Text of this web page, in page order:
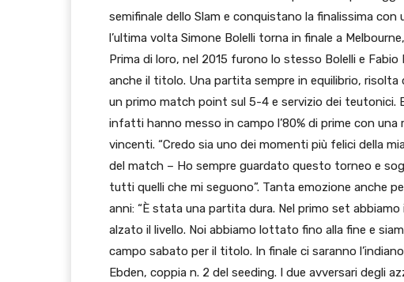
semifinale dello Slam e conquistano la finalissima
l’ultima volta Simone Bolelli torna in finale a
Prima di loro, nel 2015 furono lo stesso Bolelli e
anche il titolo. Una partita sempre in equilibrio,
un primo match point sul 5-4 e servizio dei teutonici.
infatti hanno messo in campo l’80% di prime con una
vincenti. “Credo sia uno dei momenti più felici della
del match – Ho sempre guardato questo torneo e
tutti quelli che mi seguono”. Tanta emozione anche
anni: “È stata una partita dura. Nel primo set
alzato il livello. Noi abbiamo lottato fino alla fine e
campo sabato per il titolo. In finale ci saranno
Ebden, coppia n. 2 del seeding. I due avversari degli